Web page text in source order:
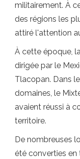
militairement. À
des régions les
attiré l'attention
À cette époque,
dirigée par le
Tlacopan. Dans
domaines, le
avaient réussi à
territoire.
De nombreuses
été converties en